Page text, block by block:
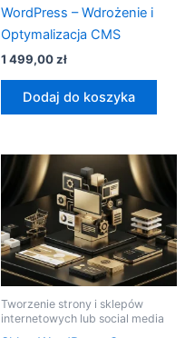
WordPress – Wdrożenie i
Optymalizacja CMS
1 499,00zł
Dodaj do koszyka
Tworzenie strony i sklepów
internetowych lub social media